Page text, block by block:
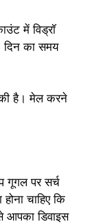
में विड्रॉ
का समय
की है। मेल करने
गूगल पर सर्च
चाहिए कि
आपका डिवाइस